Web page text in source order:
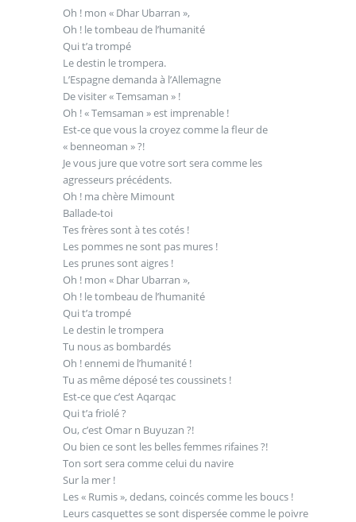
Oh ! mon « Dhar Ubarran »,
Oh ! le tombeau de l’humanité
Qui t’a trompé
Le destin le trompera.
L’Espagne demanda à l’Allemagne
De visiter « Temsaman » !
Oh ! « Temsaman » est imprenable !
Est-ce que vous la croyez comme la fleur de
« benneoman » ?!
Je vous jure que votre sort sera comme les
agresseurs précédents.
Oh ! ma chère Mimount
Ballade-toi
Tes frères sont à tes cotés !
Les pommes ne sont pas mures !
Les prunes sont aigres !
Oh ! mon « Dhar Ubarran »,
Oh ! le tombeau de l’humanité
Qui t’a trompé
Le destin le trompera
Tu nous as bombardés
Oh ! ennemi de l’humanité !
Tu as même déposé tes coussinets !
Est-ce que c’est Aqarqac
Qui t’a friolé ?
Ou, c’est Omar n Buyuzan ?!
Ou bien ce sont les belles femmes rifaines ?!
Ton sort sera comme celui du navire
Sur la mer !
Les « Rumis », dedans, coincés comme les boucs !
Leurs casquettes se sont dispersée comme le poivre